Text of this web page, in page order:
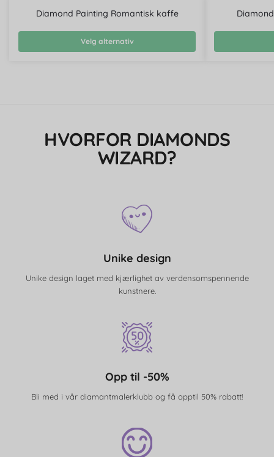
Diamond Painting Romantisk kaffe
Velg alternativ
HVORFOR DIAMONDS
WIZARD?
Unike design
Unike design laget med kjærlighet av verdensomspennende
kunstnere.
Opp til -50%
Bli med i vår diamantmalerklubb og få opptil 50% rabatt!